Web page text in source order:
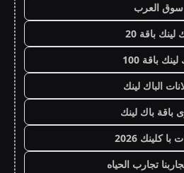
سوق العرب
لينك باقة 20
باقة 100
الباك لينك
باقة باك لينك
كلينك 2026
تجارب الحياه